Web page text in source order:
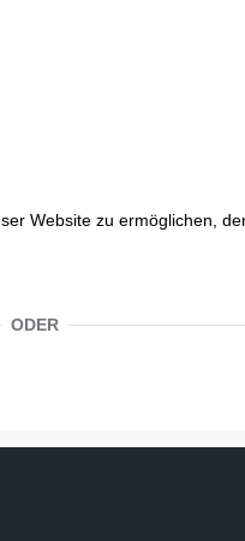
Website zu ermöglichen,
ODER